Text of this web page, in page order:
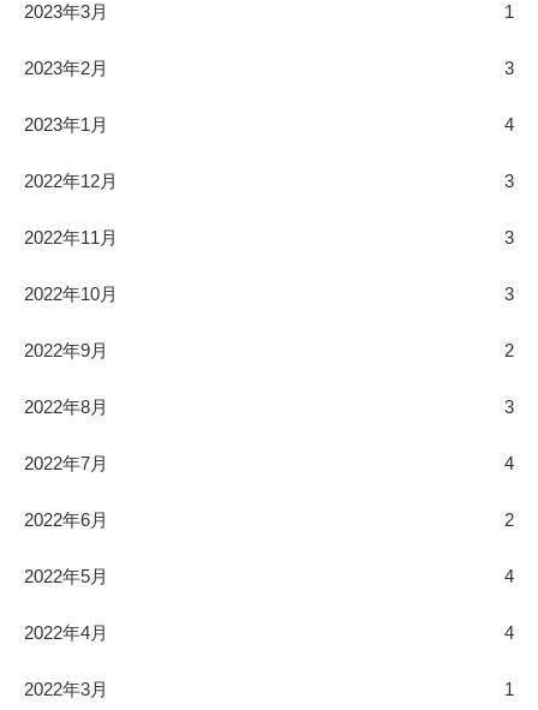
2023年3月 1
2023年2月 3
2023年1月 4
2022年12月 3
2022年11月 3
2022年10月 3
2022年9月 2
2022年8月 3
2022年7月 4
2022年6月 2
2022年5月 4
2022年4月 4
2022年3月 1